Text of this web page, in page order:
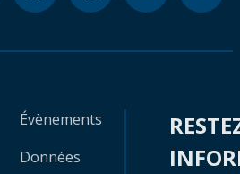
Évènements
Données